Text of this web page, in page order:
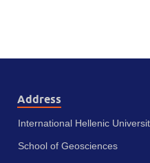
Address
International Hellenic
School of Geosciences